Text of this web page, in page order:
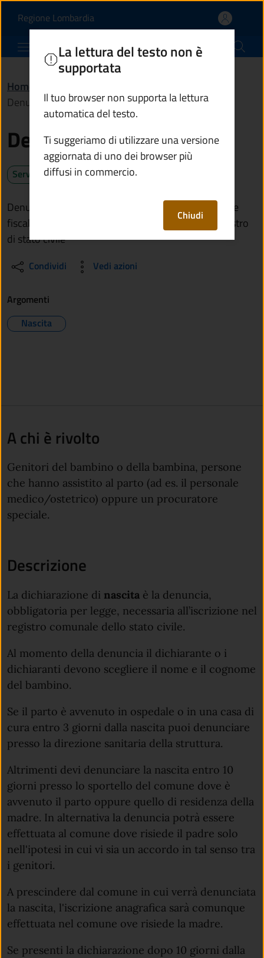
Denunciare una
Regione Lombardia(apre in un'altra scheda).
Comune di Edolo
Home
Denunciare una nascita
Denunciare una nascita
Servizio attivo
Denuncia la nascita per ottenere il rilascio del codice
fiscale e la registrazione dell'atto di nascita sul registro
di stato civile
Condividi Vedi azioni
La lettura del testo non è
supportata
Il tuo browser non supporta la lettura
automatica del testo.
Ti suggeriamo di utilizzare una versione
aggiornata di uno dei browser più
diffusi in commercio.
Chiudi
Argomenti
Nascita
A chi è rivolto
Genitori del bambino o della bambina, persone
che hanno assistito al parto (ad es. il personale
medico/ostetrico) oppure un procuratore
speciale.
Descrizione
La dichiarazione di nascita è la denuncia,
obbligatoria per legge, necessaria all’iscrizione nel
registro comunale dello stato civile.
Al momento della denuncia il dichiarante o i
dichiaranti devono scegliere il nome e il cognome
del bambino.
Se il parto è avvenuto in ospedale o in una casa di
cura entro 3 giorni dalla nascita puoi denunciare
presso la direzione sanitaria della struttura.
Altrimenti devi denunciare la nascita entro 10
giorni presso lo sportello del comune dove è
avvenuto il parto oppure quello di residenza della
madre. In alternativa la denuncia potrà essere
effettuata al comune dove risiede il padre solo
nell'ipotesi in cui vi sia un accordo in tal senso tra
i genitori.
A prescindere dal comune in cui verrà denunciata
la nascita, l'iscrizione anagrafica sarà comunque
effettuata nel comune ove risiede la madre.
Se presenti la dichiarazione dopo 10 giorni dalla